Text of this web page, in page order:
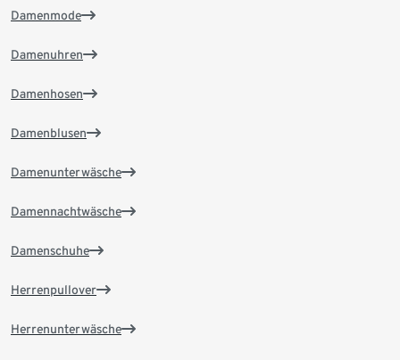
Damenmode
Damenuhren
Damenhosen
Damenblusen
Damenunterwäsche
Damennachtwäsche
Damenschuhe
Herrenpullover
Herrenunterwäsche